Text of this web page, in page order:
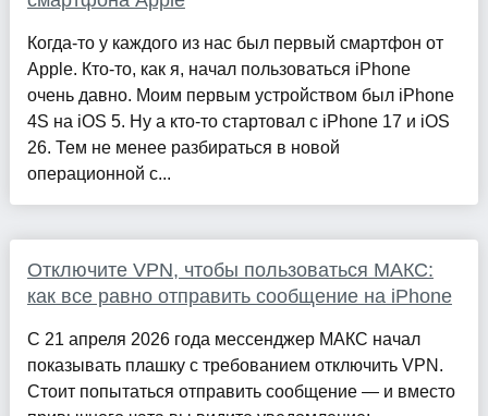
Когда-то у каждого из нас был первый смартфон от
Apple. Кто-то, как я, начал пользоваться iPhone
очень давно. Моим первым устройством был iPhone
4S на iOS 5. Ну а кто-то стартовал с iPhone 17 и iOS
26. Тем не менее разбираться в новой
операционной с...
Отключите VPN, чтобы пользоваться МАКС:
как все равно отправить сообщение на iPhone
С 21 апреля 2026 года мессенджер МАКС начал
показывать плашку с требованием отключить VPN.
Стоит попытаться отправить сообщение — и вместо